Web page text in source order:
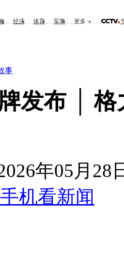
经济 体育 军事 更多
事
发布 │
年05月28
手机看新闻